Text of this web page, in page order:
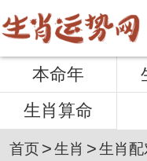
本命年
生肖算命
首页>生肖 >生肖配